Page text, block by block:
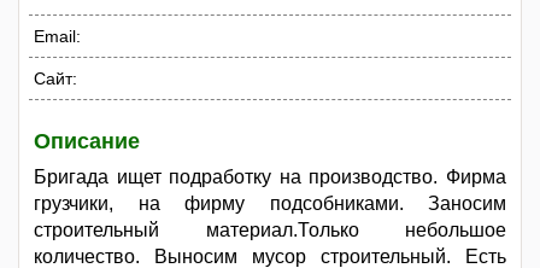
Email:
Сайт:
Описание
Бригада ищет подработку на производство. Фирма
грузчики, на фирму подсобниками. Заносим
строительный материал.Только небольшое
количество. Выносим мусор строительный. Есть